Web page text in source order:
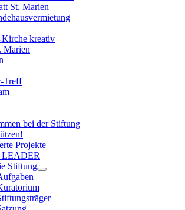
St. Marien
kreativ
Marien
Treff
bei der Stiftung
Projekte
LEADER
Stiftung